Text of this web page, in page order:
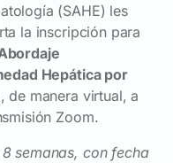
(SAHE) les
la inscripción para
Hepática por
de manera virtual, a
Zoom.
semanas, con fecha